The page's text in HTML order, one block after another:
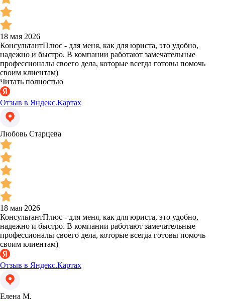
18 мая 2026
КонсультантПлюс - для меня, как для юриста, это удобно,
надежно и быстро. В компании работают замечательные
профессионалы своего дела, которые всегда готовы помочь
своим клиентам)
Читать полностью
Отзыв в Яндекс.Картах
Любовь Старцева
18 мая 2026
КонсультантПлюс - для меня, как для юриста, это удобно,
надежно и быстро. В компании работают замечательные
профессионалы своего дела, которые всегда готовы помочь
своим клиентам)
Отзыв в Яндекс.Картах
Елена М.